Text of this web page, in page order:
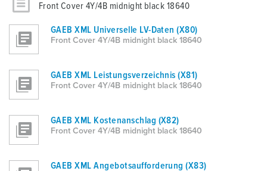
Front Cover 4Y/4B midnight black 18640
GAEB XML Universelle LV-Daten (X80)
Front Cover 4Y/4B midnight black 18640
GAEB XML Leistungsverzeichnis (X81)
Front Cover 4Y/4B midnight black 18640
GAEB XML Kostenanschlag (X82)
Front Cover 4Y/4B midnight black 18640
GAEB XML Angebotsaufforderung (X83)